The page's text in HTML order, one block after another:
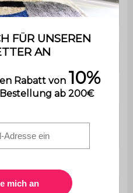
Weich
Nein
110 kg pro Sitzplatz
Privatgebrauch